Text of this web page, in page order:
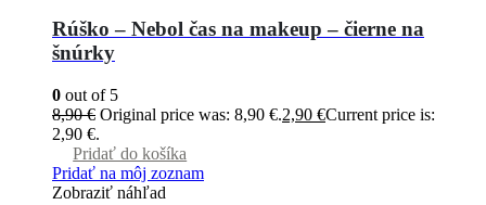
Rúško – Nebol čas na makeup – čierne na
šnúrky
0 out of 5
8,90€ Original price was: 8,90 €.2,90 €Current price is:
2,90 €.
Pridať do košíka
Pridať na môj zoznam
Zobraziť náhľad